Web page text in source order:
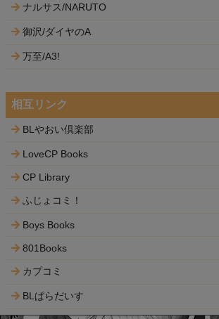
ナルサス/NARUTO
御沢/ダイヤのA
万至/A3!
相互リンク
BLやおい倶楽部
LoveCP Books
CP Library
ふじょコミ！
Boys Books
801Books
カプコミ
BLぱらだいす